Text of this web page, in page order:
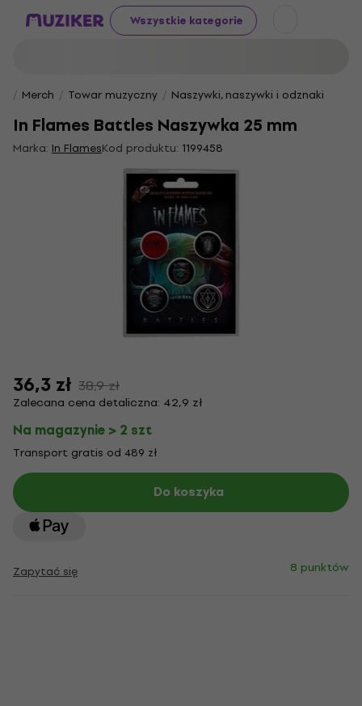
Wszystkie kategorie
Merch Towar muzyczny Naszywki, naszywki i odznaki
In Flames Battles Naszywka 25 mm
Marka: In FlamesKod produktu: 1199458
36,3 zł 38,9 zł
Zalecana cena detaliczna: 42,9 zł
Na magazynie > 2 szt
Transport gratis od 489 zł
Do koszyka
Zapytać się 8 punktów